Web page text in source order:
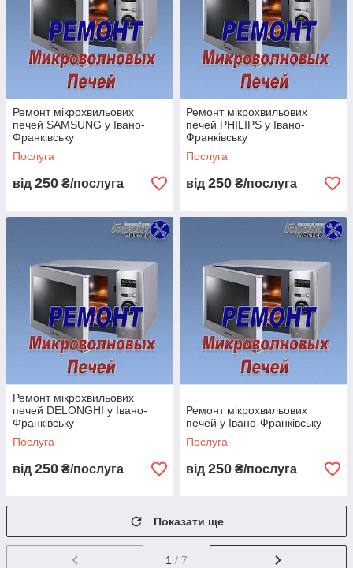
Ремонт мікрохвильових
печей SAMSUNG у Івано-
Франківську
Послуга
від 250 ₴/послуга
Ремонт мікрохвильових
печей PHILIPS у Івано-
Франківську
Послуга
від 250 ₴/послуга
Ремонт мікрохвильових
печей DELONGHI у Івано-
Франківську
Послуга
від 250 ₴/послуга
Ремонт мікрохвильових
печей у Івано-Франківську
Послуга
від 250 ₴/послуга
Показати ще
1 / 7